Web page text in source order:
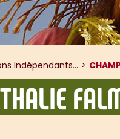
Indépendants...